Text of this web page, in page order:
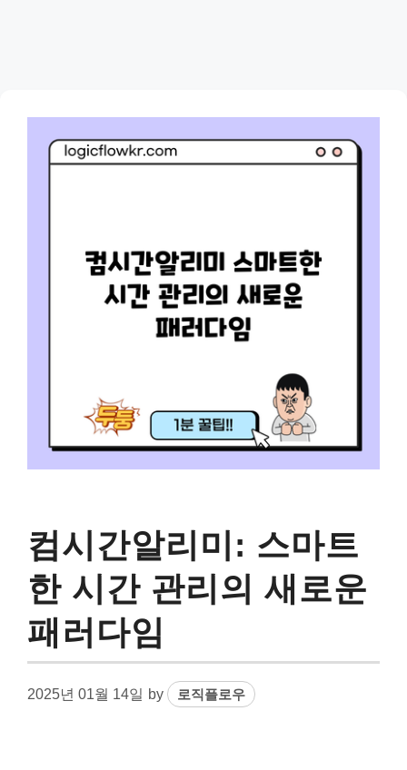
컴시간알리미: 스마트
한 시간 관리의 새로운
패러다임
2025년 01월 14일 by 로직플로우